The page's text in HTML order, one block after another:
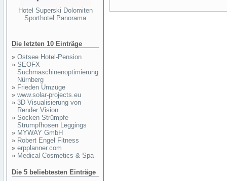
Hotel Superski Dolomiten
Sporthotel Panorama
Die letzten 10 Einträge
» Ostsee Hotel-Pension
» SEOFX
Suchmaschinenoptimierung
Nürnberg
» Frieden Umzüge
» www.solar-projects.eu
» 3D Visualisierung von
Render Vision
» Socken Strümpfe
Strumpfhosen Leggings
» MYWAY GmbH
» Robert Engel Fitness
» erpplanner.com
» Medical Cosmetics & Spa
Die 5 beliebtesten Einträge